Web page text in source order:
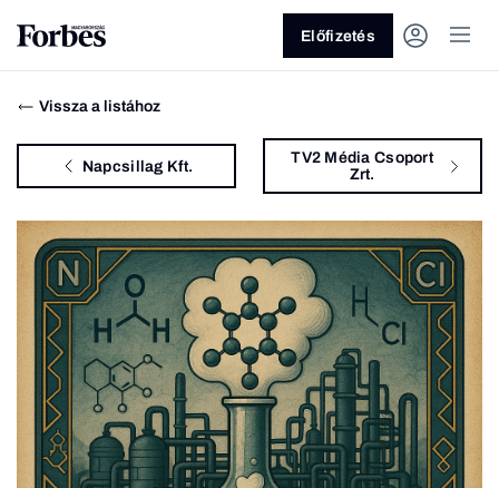
Vagy fedezze fel a következő
témákat
Üzlet Pénz Zöld Legyél jobb!
Előfizetés
Vissza a listához
Napcsillag Kft.
TV2 Média Csoport
Zrt.